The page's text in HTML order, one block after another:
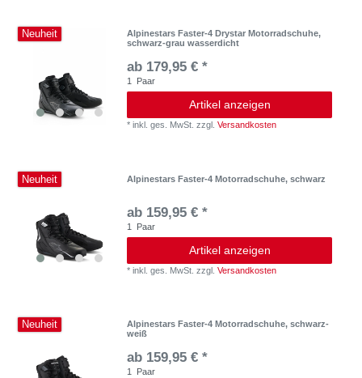
Neuheit
Alpinestars Faster-4 Drystar Motorradschuhe,
schwarz-grau wasserdicht
ab 179,95 € *
1 Paar
Artikel anzeigen
*inkl. ges. MwSt. zzgl.Versandkosten
Neuheit Alpinestars Faster-4 Motorradschuhe, schwarz
ab 159,95 € *
1 Paar
Artikel anzeigen
*inkl. ges. MwSt. zzgl.Versandkosten
Neuheit
Alpinestars Faster-4 Motorradschuhe, schwarz-
weiß
ab 159,95 € *
1 Paar